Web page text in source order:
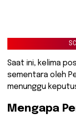
Saat ini, kelima
sementara oleh
menunggu
​Mengapa